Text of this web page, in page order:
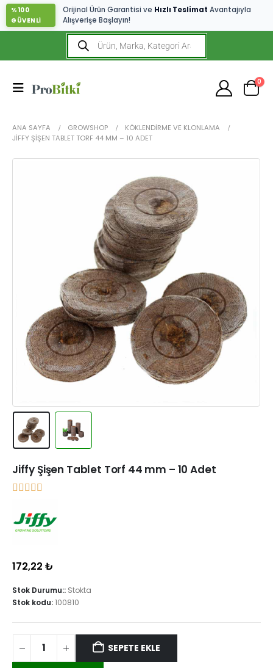
%100
GÜVENLİ
Orijinal Ürün Garantisi ve Hızlı Teslimat Avantajıyla
Alışverişe Başlayın!
0
ANA SAYFA GROWSHOP
KÖKLENDIRME VE KLONLAMA
JIFFY ŞIŞEN TABLET TORF 44 MM – 10 ADET
Jiffy Şişen Tablet Torf 44 mm – 10 Adet
172,22 ₺
Stok Durumu:: Stokta
Stok kodu:100810
SEPETE EKLE